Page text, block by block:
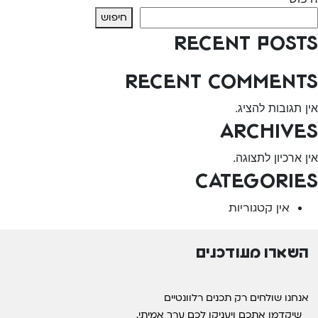
חיפוש
Recent Posts
Recent Comments
אין תגובות להציג.
Archives
אין ארכיון לתצוגה.
Categories
אין קטגוריות
השארו מעודכנים
אנחנו שולחים רק תכנים רלוונטיים
שיקדמו אתכם ויעניקו לכם ערך אמיתי.